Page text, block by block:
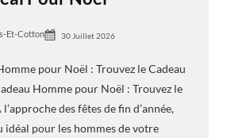
Et-Cotton 30 Juillet 2026
pour Noël : Trouvez le Cadeau
Homme pour Noël : Trouvez le
des fêtes de fin d’année,
idéal pour les hommes de votre